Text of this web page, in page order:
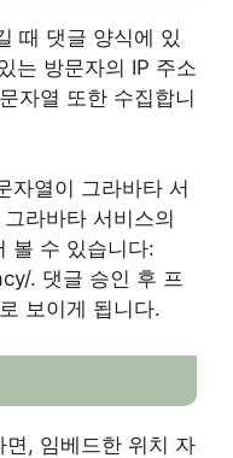
때 댓글 양식에 있
는 방문자의 IP 주소
자열 또한 수집합니
자열이 그라바타 서
라바타 서비스의
볼 수 있습니다:
. 댓글 승인 후 프
보이게 됩니다.
, 임베드한 위치 자